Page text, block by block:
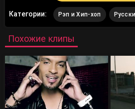
Категории: Рэп и Хип-хоп
Похожие клипы